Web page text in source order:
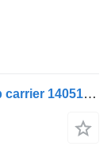
Barra estabilizadora Scania Scania cab carrier 1405160 para camião tractor Scania P230